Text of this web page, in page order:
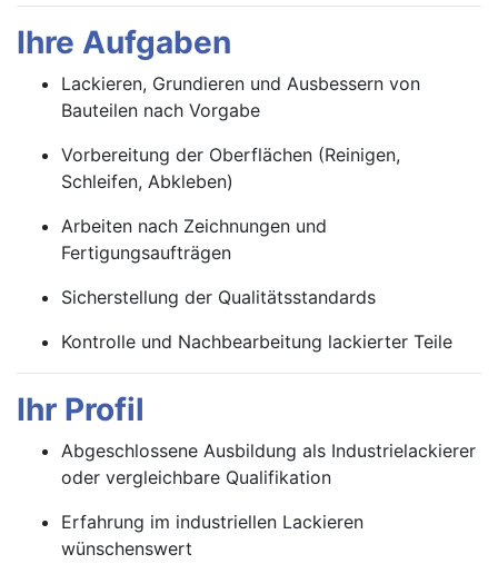
Ihre Aufgaben
Lackieren, Grundieren und Ausbessern von
Bauteilen nach Vorgabe
Vorbereitung der Oberflächen (Reinigen,
Schleifen, Abkleben)
Arbeiten nach Zeichnungen und
Fertigungsaufträgen
Sicherstellung der Qualitätsstandards
Kontrolle und Nachbearbeitung lackierter Teile
Ihr Profil
Abgeschlossene Ausbildung als Industrielackierer
oder vergleichbare Qualifikation
Erfahrung im industriellen Lackieren
wünschenswert